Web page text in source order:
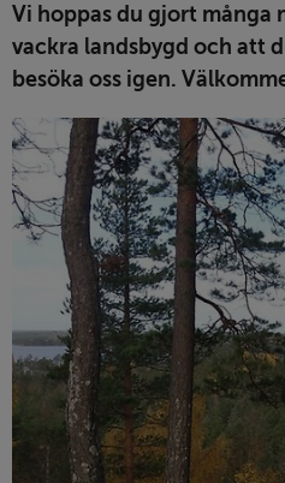
Vi hoppas du gjort många
vackra landsbygd och att
besöka oss igen.